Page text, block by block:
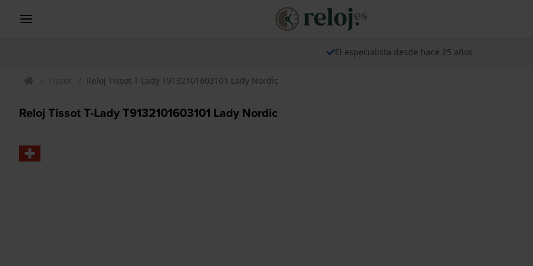
El especialista desde hace 25 años
Tissot Reloj Tissot T-Lady T9132101603101 Lady Nordic
Reloj Tissot T-Lady T9132101603101 Lady Nordic